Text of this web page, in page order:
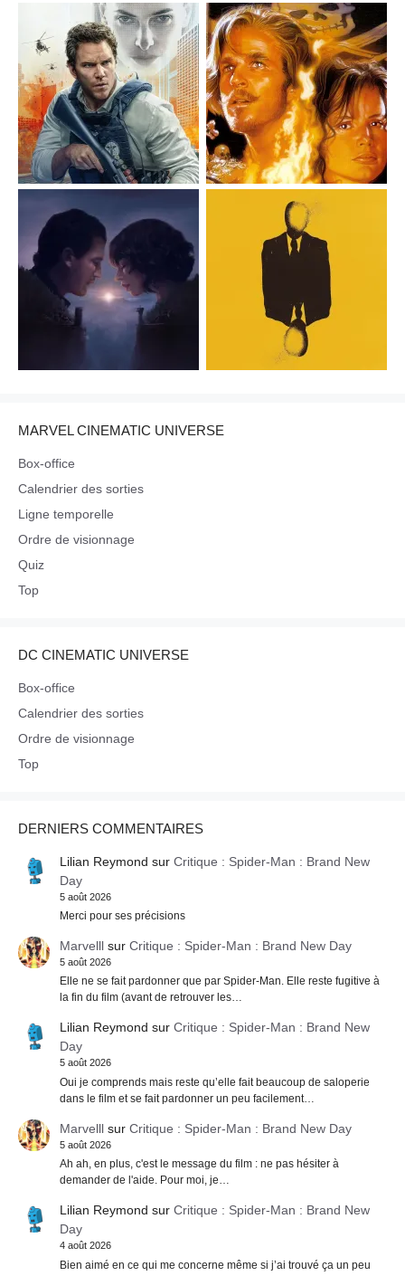
MARVEL CINEMATIC UNIVERSE
Box-office
Calendrier des sorties
Ligne temporelle
Ordre de visionnage
Quiz
Top
DC CINEMATIC UNIVERSE
Box-office
Calendrier des sorties
Ordre de visionnage
Top
DERNIERS COMMENTAIRES
Lilian Reymond sur Critique : Spider-Man : Brand New
Day
5 août 2026
Merci pour ses précisions
Marvelllsur Critique : Spider-Man : Brand New Day
5 août 2026
Elle ne se fait pardonner que par Spider-Man. Elle reste fugitive à
la fin du film (avant de retrouver les…
Lilian Reymond sur Critique : Spider-Man : Brand New
Day
5 août 2026
Oui je comprends mais reste qu’elle fait beaucoup de saloperie
dans le film et se fait pardonner un peu facilement…
Marvelllsur Critique : Spider-Man : Brand New Day
5 août 2026
Ah ah, en plus, c'est le message du film : ne pas hésiter à
demander de l'aide. Pour moi, je…
Lilian Reymond sur Critique : Spider-Man : Brand New
Day
4 août 2026
Bien aimé en ce qui me concerne même si j’ai trouvé ça un peu